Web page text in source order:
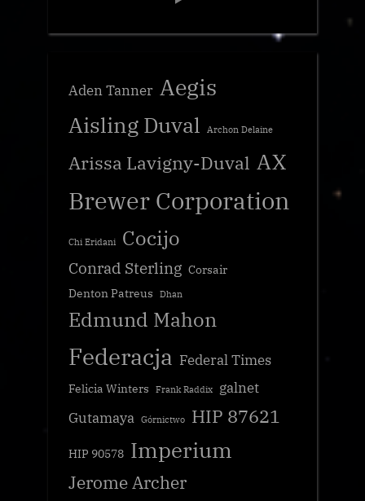
Aden Tanner Aegis
Aisling Duval Archon Delaine
Arissa Lavigny-Duval AX
Brewer Corporation
Chi Eridani Cocijo
Conrad Sterling Corsair
Denton Patreus
Dhan
Edmund Mahon
Federacja Federal Times
Felicia Winters Frank Raddix
galnet
Gutamaya Górnictwo HIP 87621
HIP 90578 Imperium
Jerome Archer